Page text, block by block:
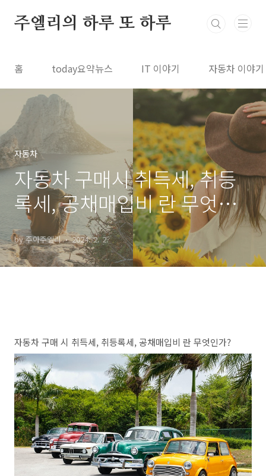
주엘리의 하루 또 하루
홈 today요약뉴스 IT 이야기 자동차 이야기
자동차
자동차 구매시 취득세, 취등
록세, 공채매입비 란 무엇인
가?
by 주아주엘리 2024. 2. 2.
자동차 구매 시 취득세, 취등록세, 공채매입비 란 무엇인가?